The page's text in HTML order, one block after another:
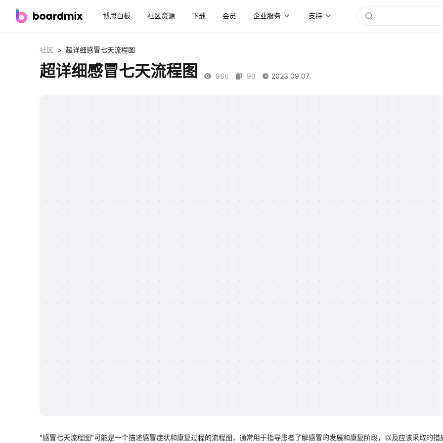
博思白板 社区资源 下载 会员 企业服务 支持
社区 > 超详细感冒七天流程图
超详细感冒七天流程图 966 90 2023.09.07
"感冒七天流程图"可能是一个描述感冒症状和康复过程的流程图，通常用于指导患者了解感冒的发展和康复阶段，以及应该采取的措